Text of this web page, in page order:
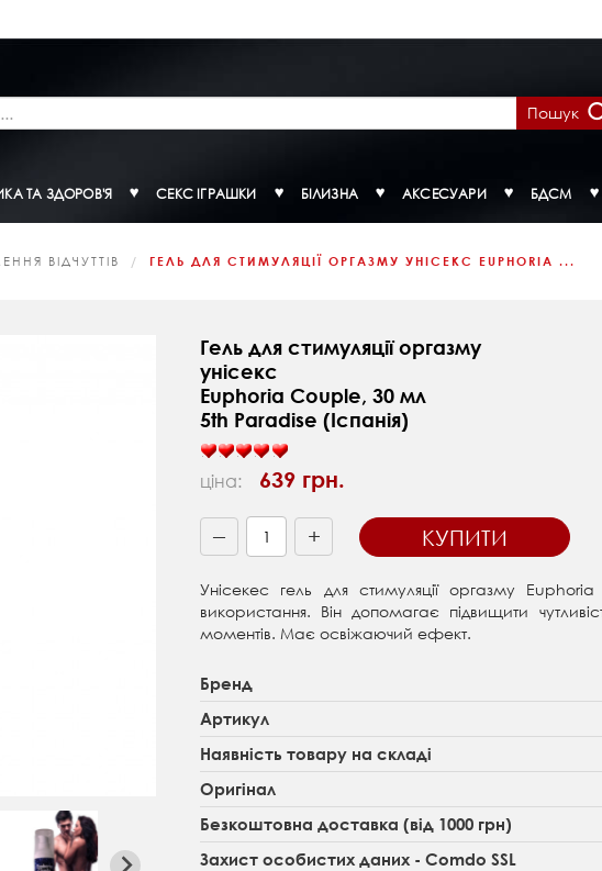
Пошук
ТА ЗДОРОВ'Я СЕКС ІГРАШКИ БІЛИЗНА АКСЕСУАРИ БДСМ
ВІДЧУТТІВ ГЕЛЬ ДЛЯ СТИМУЛЯЦІЇ ОРГАЗМУ УНІСЕКС EUPHORIA ...
Гель для стимуляції оргазму
унісекс
Euphoria Couple, 30 мл
5th Paradise (Іспанія)
ціна: 639 грн.
— + КУПИТИ
Унісекес гель для стимуляції оргазму
використання. Він допомагає підвищити
моментів. Має освіжаючий ефект.
Бренд
Артикул
Наявність товару на складі
Оригінал
Безкоштовна доставка (від 1000 грн)
Захист особистих даних - Comdo SSL